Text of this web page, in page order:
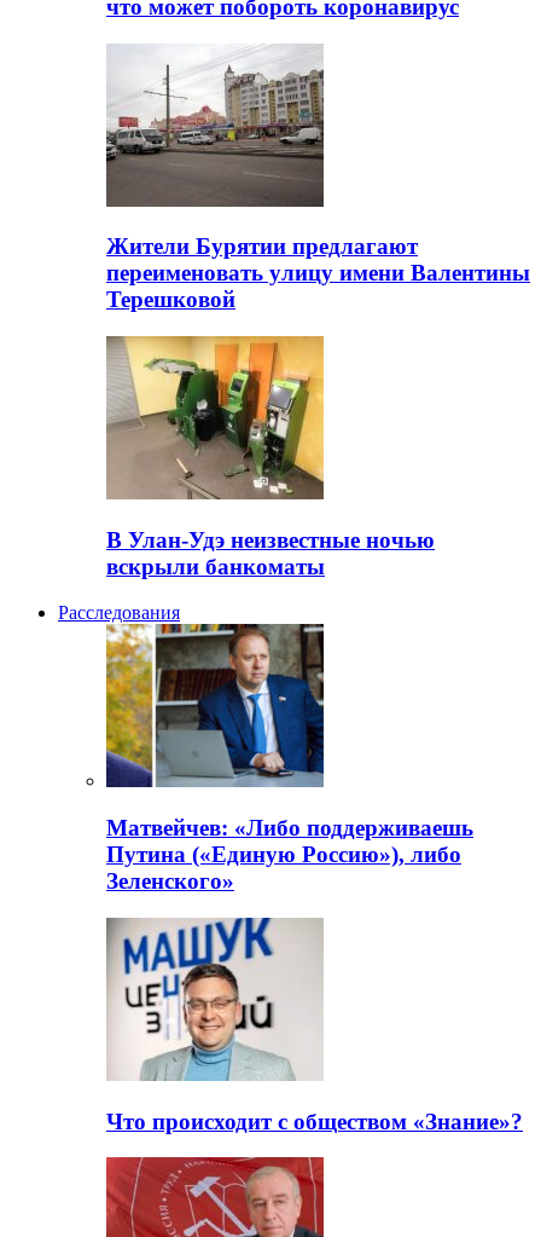
что может побороть коронавирус
Жители Бурятии предлагают
переименовать улицу имени Валентины
Терешковой
В Улан-Удэ неизвестные ночью
вскрыли банкоматы
Расследования
Матвейчев: «Либо поддерживаешь
Путина («Единую Россию»), либо
Зеленского»
Что происходит с обществом «Знание»?